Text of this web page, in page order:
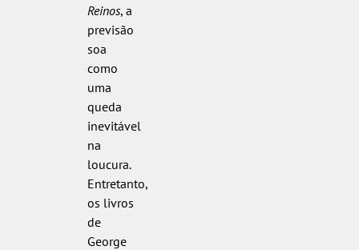
Reinos, a
previsão
soa
como
uma
queda
inevitável
na
loucura.
Entretanto,
os livros
de
George